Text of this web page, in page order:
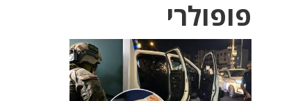
פופולרי